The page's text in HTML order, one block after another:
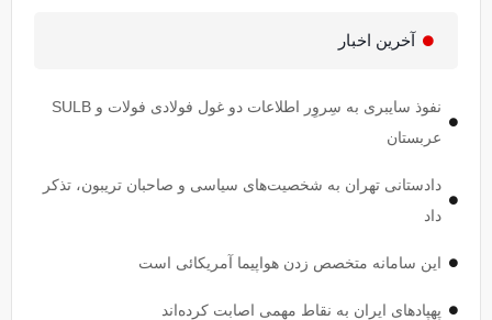
آخرین اخبار
نفوذ سایبری به سِروِر اطلاعات دو غول فولادی فولات و SULB
عربستان
دادستانی تهران به شخصیت‌های سیاسی و صاحبان تریبون، تذکر
داد
این سامانه متخصص زدن هواپیما آمریکائی است
پهپاد‌های ایران به نقاط مهمی اصابت کرده‌اند